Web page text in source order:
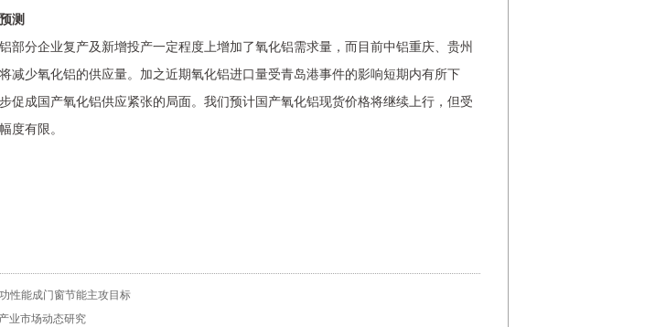
测
分企业复产及新增投产一定程度上增加了氧化铝需求量，而目前中铝重庆、贵州
减少氧化铝的供应量。加之近期氧化铝进口量受青岛港事件的影响短期内有所下
促成国产氧化铝供应紧张的局面。我们预计国产氧化铝现货价格将继续上行，但受
度有限。
性能成门窗节能主攻目标
业市场动态研究